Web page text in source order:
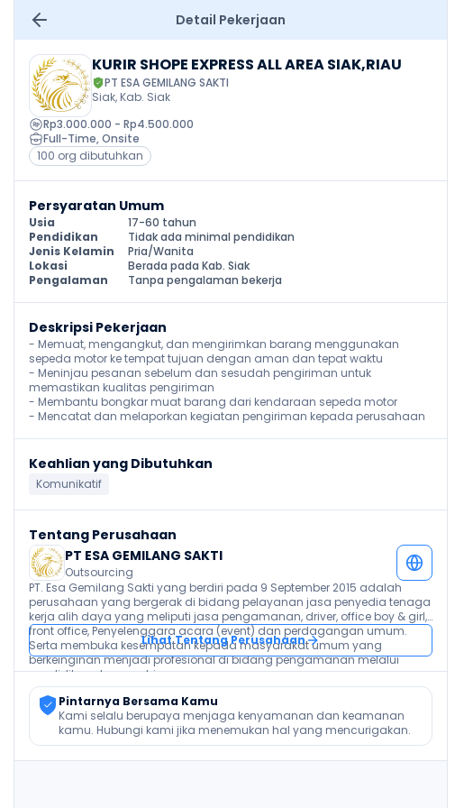
Detail Pekerjaan
KURIR SHOPE EXPRESS ALL AREA SIAK,RIAU
PT ESA GEMILANG SAKTI
Siak, Kab. Siak
Rp3.000.000 - Rp4.500.000
Full-Time, Onsite
100 org dibutuhkan
Persyaratan Umum
Usia
17-60 tahun
Pendidikan
Tidak ada minimal pendidikan
Jenis Kelamin
Pria/Wanita
Lokasi
Berada pada Kab. Siak
Pengalaman
Tanpa pengalaman bekerja
Deskripsi Pekerjaan
- Memuat, mengangkut, dan mengirimkan barang menggunakan
sepeda motor ke tempat tujuan dengan aman dan tepat waktu
- Meninjau pesanan sebelum dan sesudah pengiriman untuk
memastikan kualitas pengiriman
- Membantu bongkar muat barang dari kendaraan sepeda motor
- Mencatat dan melaporkan kegiatan pengiriman kepada perusahaan
Keahlian yang Dibutuhkan
Komunikatif
Tentang Perusahaan
PT ESA GEMILANG SAKTI
Outsourcing
PT. Esa Gemilang Sakti yang berdiri pada 9 September 2015 adalah
perusahaan yang bergerak di bidang pelayanan jasa penyedia tenaga
kerja alih daya yang meliputi jasa pengamanan, driver, office boy & girl,
front office, Penyelenggara acara (event) dan perdagangan umum.
Serta membuka kesempatan kepada masyarakat umum yang
berkeinginan menjadi profesional di bidang pengamanan melalui
pendidikan dan pembinaan.
Lihat Tentang Perusahaan
Pintarnya Bersama Kamu
Kami selalu berupaya menjaga kenyamanan dan keamanan
kamu. Hubungi kami jika menemukan hal yang mencurigakan.